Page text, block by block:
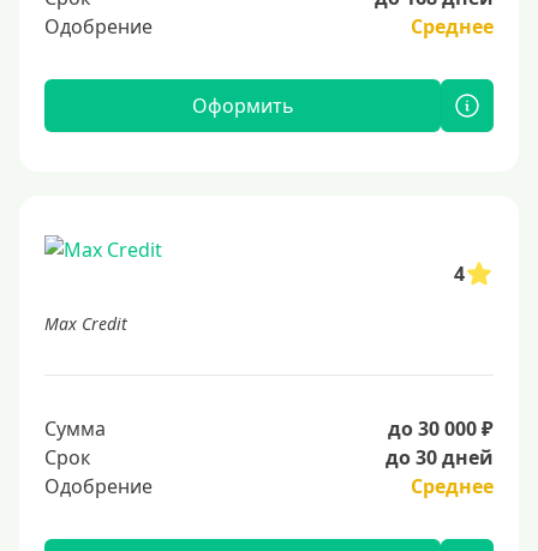
Одобрение
Среднее
Оформить
4
Max Credit
Сумма
до 30 000 ₽
Срок
до 30 дней
Одобрение
Среднее